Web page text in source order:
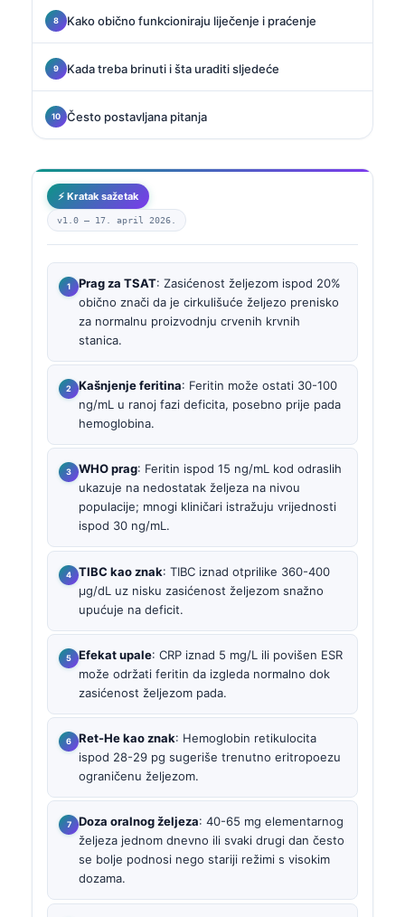
Kako obično funkcioniraju liječenje i praćenje
Kada treba brinuti i šta uraditi sljedeće
Često postavljana pitanja
⚡ Kratak sažetak
v1.0 — 17. april 2026.
Prag za TSAT: Zasićenost željezom ispod 20%
obično znači da je cirkulišuće željezo prenisko
za normalnu proizvodnju crvenih krvnih
stanica.
Kašnjenje feritina: Feritin može ostati 30-100
ng/mL u ranoj fazi deficita, posebno prije pada
hemoglobina.
WHO prag: Feritin ispod 15 ng/mL kod odraslih
ukazuje na nedostatak željeza na nivou
populacije; mnogi kliničari istražuju vrijednosti
ispod 30 ng/mL.
TIBC kao znak: TIBC iznad otprilike 360-400
µg/dL uz nisku zasićenost željezom snažno
upućuje na deficit.
Efekat upale: CRP iznad 5 mg/L ili povišen ESR
može održati feritin da izgleda normalno dok
zasićenost željezom pada.
Ret-He kao znak: Hemoglobin retikulocita
ispod 28-29 pg sugeriše trenutno eritropoezu
ograničenu željezom.
Doza oralnog željeza: 40-65 mg elementarnog
željeza jednom dnevno ili svaki drugi dan često
se bolje podnosi nego stariji režimi s visokim
dozama.